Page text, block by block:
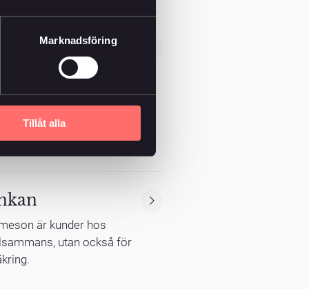
Marknadsföring
Tillåt alla
och
på 16 procent under
Det innebär att
är kunder hos
utan också för